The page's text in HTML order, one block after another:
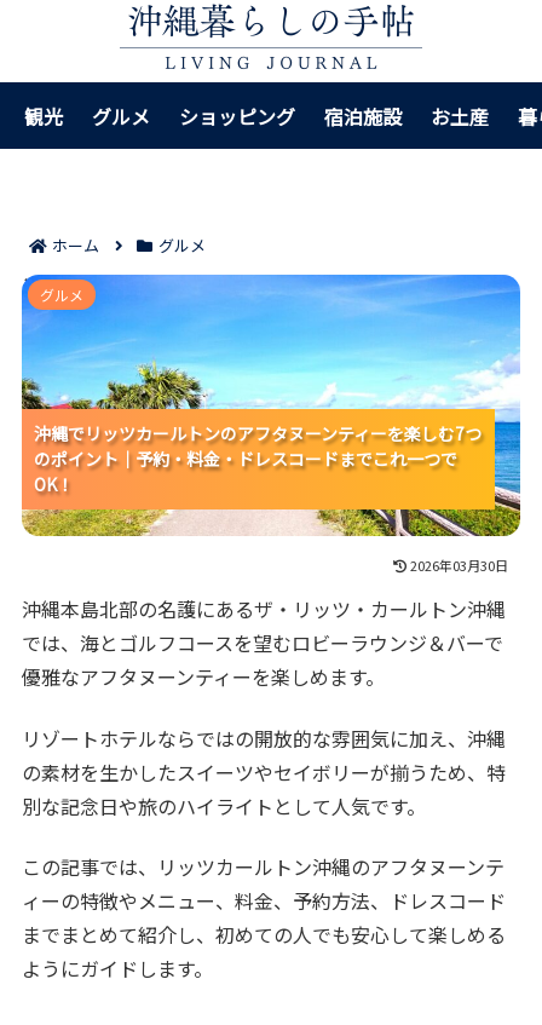
観光 グルメ ショッピング 宿泊施設 お土産
ホーム グルメ
沖縄でリッツカールトンのアフタヌーンティーを楽しむ
7つのポイント｜予約・料金・ドレスコードまでこれ一
沖縄でリッツカールトンのアフタヌーンティーを楽しむ7つ
のポイント｜予約・料金・ドレスコードまでこれ一つで
OK！
沖縄でリッツカールトンのアフタヌーンティーを楽しむ7つ
のポイント｜予約・料金・ドレスコードまでこれ一つで
OK！
沖縄でリッツカールトンのアフタヌーンティーを楽しむ7つ
のポイント｜予約・料金・ドレスコードまでこれ一つで
OK！
グルメ
2026年03月30日
沖縄本島北部の名護にあるザ・リッツ・カールトン沖縄
では、海とゴルフコースを望むロビーラウンジ＆バーで
優雅なアフタヌーンティーを楽しめます。
リゾートホテルならではの開放的な雰囲気に加え、沖縄
の素材を生かしたスイーツやセイボリーが揃うため、特
別な記念日や旅のハイライトとして人気です。
この記事では、リッツカールトン沖縄のアフタヌーンテ
ィーの特徴やメニュー、料金、予約方法、ドレスコード
までまとめて紹介し、初めての人でも安心して楽しめる
ようにガイドします。